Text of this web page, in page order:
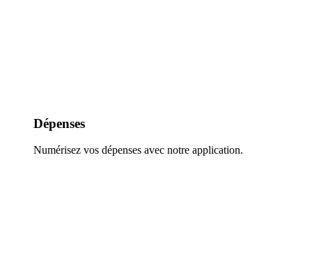
Dépenses
Numérisez vos dépenses avec notre application.